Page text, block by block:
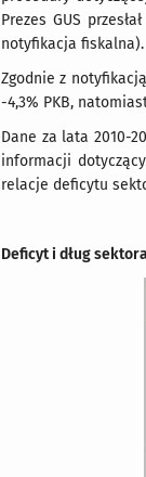
Prezes GUS
notyfikacja fiskalna).
Zgodnie z
-4,3% PKB,
Dane za lata 2010-
informacji
relacje deficytu
Deficyt i dług